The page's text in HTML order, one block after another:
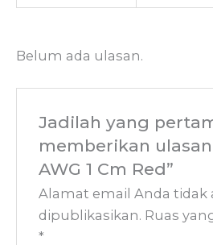
Belum ada ulasan.
Jadilah yang
memberikan ulasan
AWG 1 Cm Red”
Alamat email Anda tidak
dipublikasikan. Ruas
*